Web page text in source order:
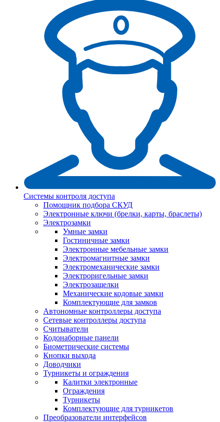
Системы контроля доступа
Помощник подбора СКУД
Электронные ключи (брелки, карты, браслеты)
Электрозамки
Умные замки
Гостиничные замки
Электронные мебельные замки
Электромагнитные замки
Электромеханические замки
Электроригельные замки
Электрозащелки
Механические кодовые замки
Комплектующие для замков
Автономные контроллеры доступа
Сетевые контроллеры доступа
Считыватели
Кодонаборные панели
Биометрические системы
Кнопки выхода
Доводчики
Турникеты и ограждения
Калитки электронные
Ограждения
Турникеты
Комплектующие для турникетов
Преобразователи интерфейсов